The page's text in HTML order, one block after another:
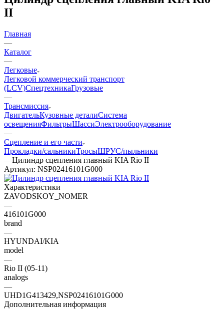
II
Главная
—
Каталог
—
Легковые
Легковой коммерческий транспорт
(LCV)СпецтехникаГрузовые
—
Трансмиссия
ДвигательКузовные деталиСистема
освещенияФильтрыШассиЭлектрооборудование
—
Сцепление и его части
Прокладки/сальникиТросыШРУС/пыльники
—Цилиндр сцепления главный KIA Rio II
Артикул: NSP02416101G000
Характеристики
ZAVODSKOY_NOMER
—
416101G000
brand
—
HYUNDAI/KIA
model
—
Rio II (05-11)
analogs
—
UHD1G413429,NSP02416101G000
Дополнительная информация